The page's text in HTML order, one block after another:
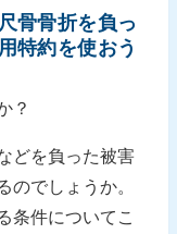
骨骨折を負っ
特約を使おう
？
どを負った被害
のでしょうか。
条件についてこ